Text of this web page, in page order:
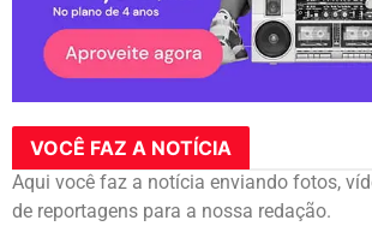
VOCÊ FAZ A NOTÍCIA
Aqui você faz a notícia enviando fotos,
de reportagens para a nossa redação.